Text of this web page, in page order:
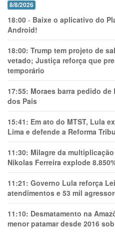
8/8/2026
18:00 - Baixe o aplicativo do
Android!
18:00: Trump tem projeto de
vetado; Justiça reforça que
temporário
17:55: Moraes barra pedido
dos Pais
15:41: Em ato do MTST, Lula
Lima e defende a Reforma
11:30: Milagre da
Nikolas Ferreira explode
11:21: Governo Lula reforça
atendimentos e 53 mil
11:10: Desmatamento na
menor patamar desde 2016